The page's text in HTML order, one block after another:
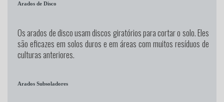
Arados de Disco
Os arados de disco usam discos giratórios para cortar o solo. Eles
são eficazes em solos duros e em áreas com muitos resíduos de
culturas anteriores.
Arados Subsoladores